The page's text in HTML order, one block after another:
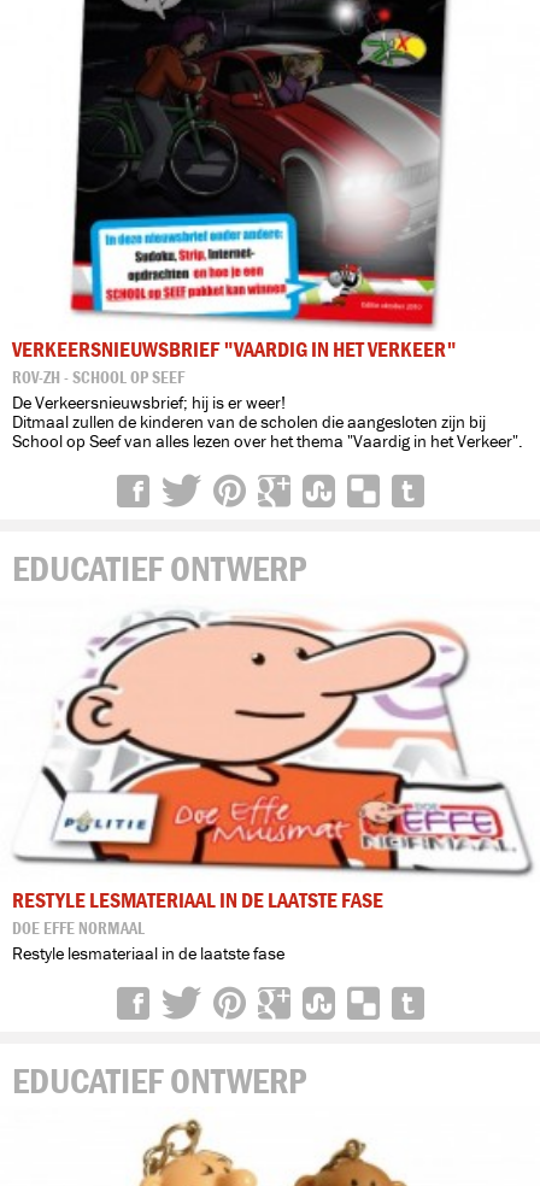
VERKEERSNIEUWSBRIEF "VAARDIG IN HET VERKEER"
ROV-ZH - SCHOOL OP SEEF
De Verkeersnieuwsbrief; hij is er weer!
Ditmaal zullen de kinderen van de scholen die aangesloten zijn bij
School op Seef van alles lezen over het thema "Vaardig in het Verkeer".
EDUCATIEF ONTWERP
RESTYLE LESMATERIAAL IN DE LAATSTE FASE
DOE EFFE NORMAAL
Restyle lesmateriaal in de laatste fase
EDUCATIEF ONTWERP